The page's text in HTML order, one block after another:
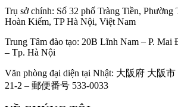
Trụ sở chính: Số 32 phố Tràng Tiền, Phường
Hoàn Kiếm, TP Hà Nội, Việt Nam
Trung Tâm đào tạo: 20B Lĩnh Nam – P. Mai
– Tp. Hà Nội
Văn phòng đại diện tại Nhật: 大阪府 大阪
21-2 – 郵便番号 533-0033